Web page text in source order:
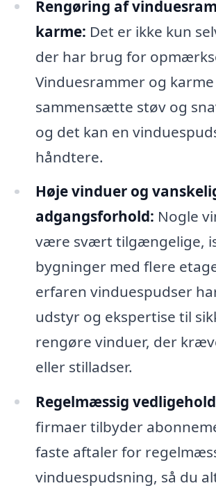
Rengøring af
karme: Det er ikke kun
der har brug for
Vinduesrammer og
sammensætte støv og
og det kan en
håndtere.
Høje vinduer og
adgangsforhold: Nogle
være svært tilgængelige,
bygninger med flere
erfaren vinduespudser
udstyr og ekspertise til
rengøre vinduer, der
eller stilladser.
Regelmæssig
firmaer tilbyder
faste aftaler for
vinduespudsning, så du